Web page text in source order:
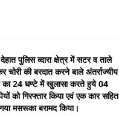
पुलिस व्दारा क्षेत्र में सटर व ताले
चोरी की बरदात करने बाले अंतर्राज्यीय
का 24 घण्टे में खुलासा करते हुये 04
को गिरफ्तार किया एवं एक कार सहित
मसरूका बरामद किया।